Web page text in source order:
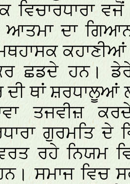
ਵਿਚਾਰਧਾਰਾ
ਆਤਮਾ ਦਾ
ਛਡਦੇ ਹਨ।
ਦੀ ਥਾਂ
ਤਜਵੀਜ਼
ਗੁਰਮਤਿ
ਰਹੇ ਨਿਯਮ
ਸਮਾਜ ਵਿਚ